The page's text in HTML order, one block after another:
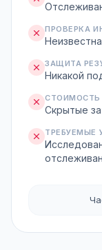
ПРОВЕРКА
ЗАЩИТА
Никакой
СТОИМОСТЬ
Скрытые
ТРЕБУЕМЫЕ